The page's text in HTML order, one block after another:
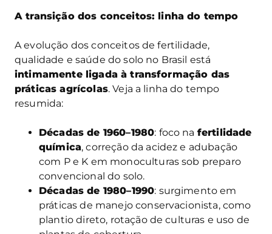
A transição dos conceitos: linha do tempo
A evolução dos conceitos de fertilidade,
qualidade e saúde do solo no Brasil está
intimamente ligada à transformação das
práticas agrícolas. Veja a linha do tempo
resumida:
Décadas de 1960–1980: foco na fertilidade
química, correção da acidez e adubação
com P e K em monoculturas sob preparo
convencional do solo.
Décadas de 1980–1990: surgimento em
práticas de manejo conservacionista, como
plantio direto, rotação de culturas e uso de